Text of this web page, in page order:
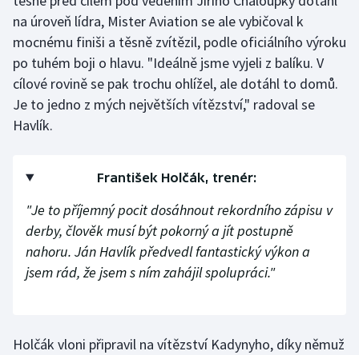
Gymnastika
Házená
Jezdectví
Krasobruslení
Lezení
Lyže a snowboard
Motorsport
na úroveň lídra, Mister Aviation se ale vybičoval k
mocnému finiši a těsně zvítězil, podle oficiálního výroku
po tuhém boji o hlavu. "Ideálně jsme vyjeli z balíku. V
cílové rovině se pak trochu ohlížel, ale dotáhl to domů.
Je to jedno z mých největších vítězství," radoval se
Havlík.
František Holčák, trenér:
"Je to příjemný pocit dosáhnout rekordního zápisu v
derby, člověk musí být pokorný a jít postupně
nahoru. Ján Havlík předvedl fantastický výkon a
jsem rád, že jsem s ním zahájil spolupráci."
Holčák vloni připravil na vítězství Kadynyho, díky němuž